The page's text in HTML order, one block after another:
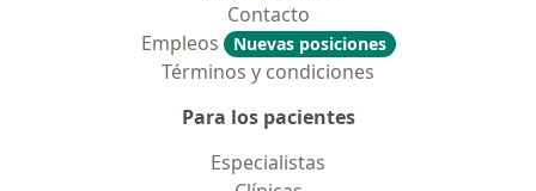
Contacto
Empleos
Nuevas posiciones
Términos y condiciones
Para los pacientes
Especialistas